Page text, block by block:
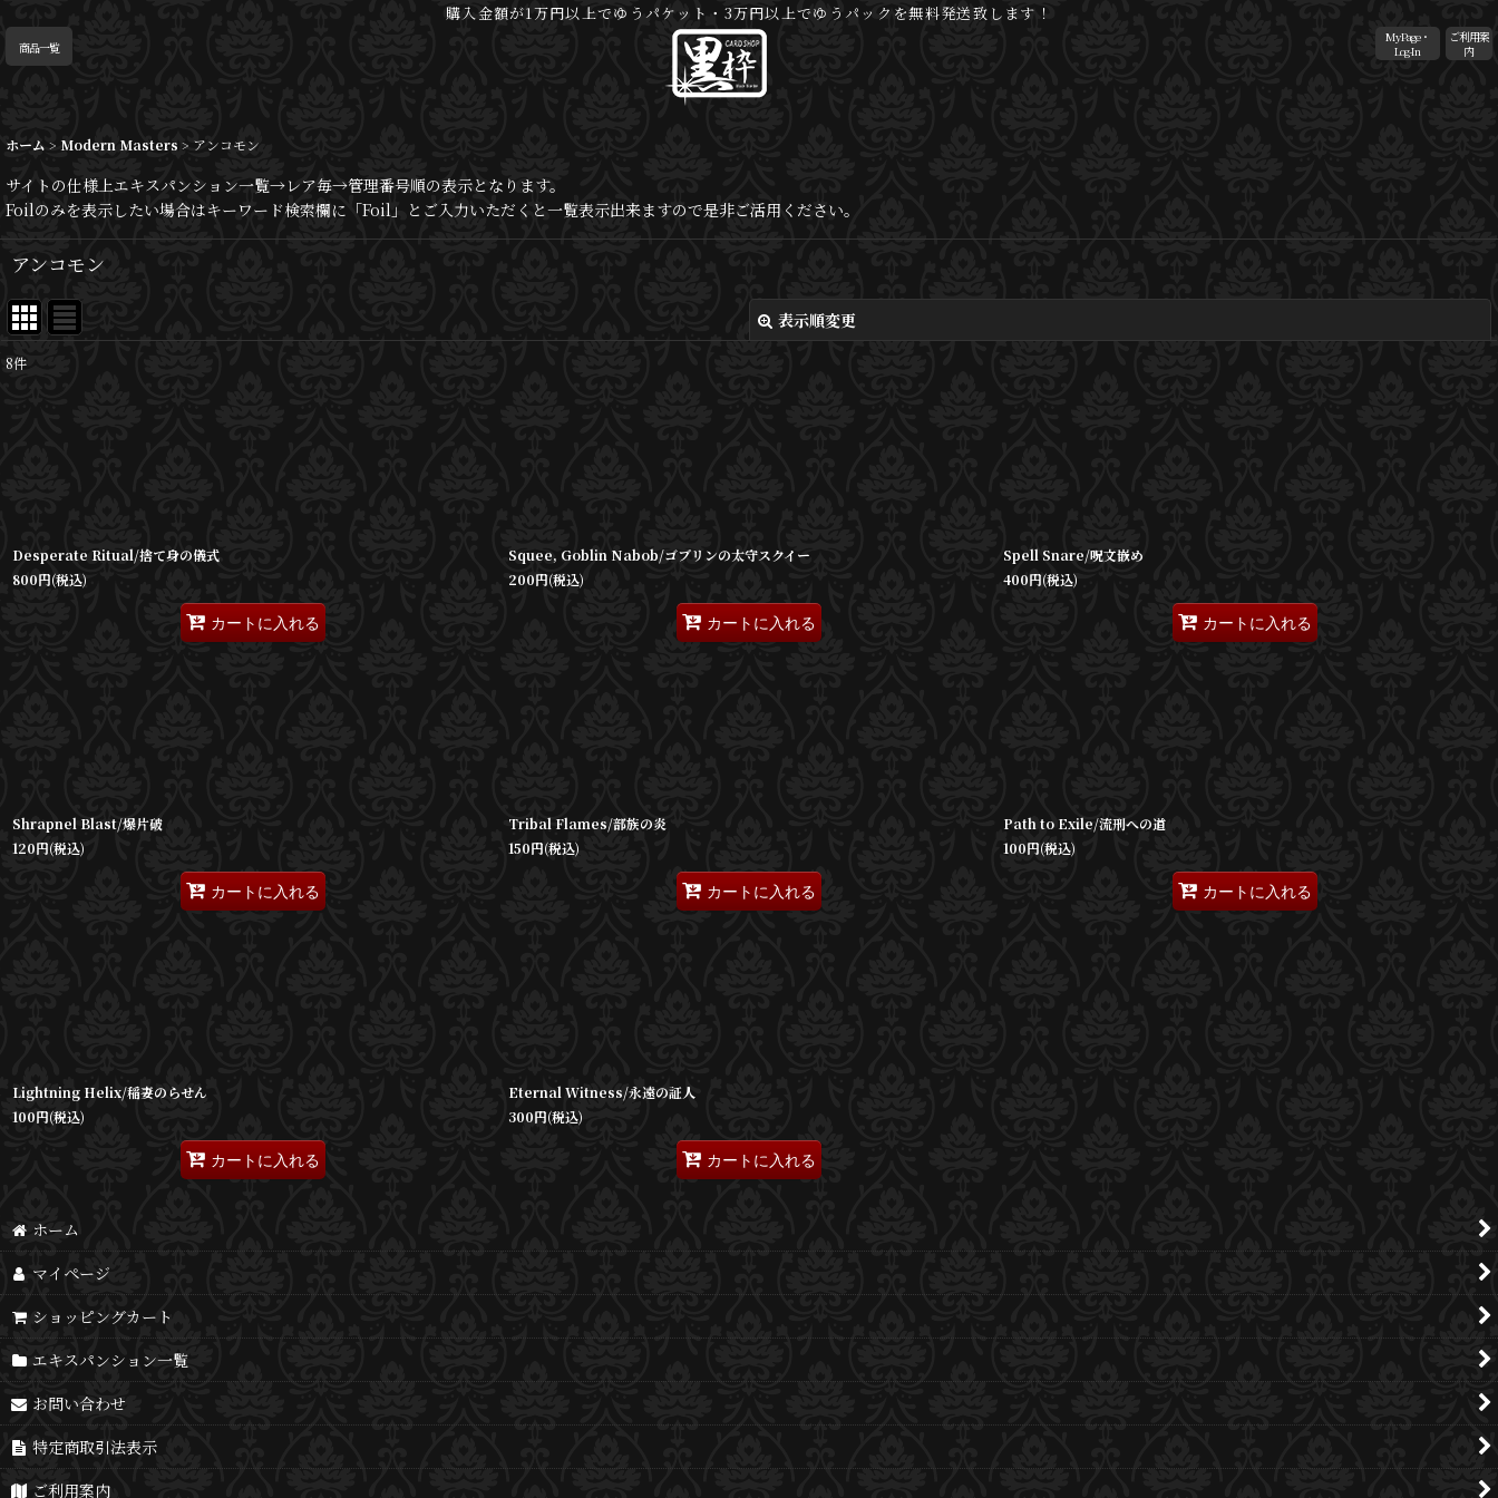
購入金額が1万円以上でゆうパケット・3万円以上でゆうパックを無料発送致します！
商品一覧
MyPage・
Log-In
ご利用案
内
ホーム > Modern Masters > アンコモン
サイトの仕様上エキスパンション一覧→レア毎→管理番号順の表示となります。
Foilのみを表示したい場合はキーワード検索欄に「Foil」とご入力いただくと一覧表示出来ますので是非ご活用ください。
アンコモン
表示順変更
8件
Desperate Ritual/捨て身の儀式
800円(税込)
カートに入れる
Squee, Goblin Nabob/ゴブリンの太守スクイー
200円(税込)
カートに入れる
Spell Snare/呪文嵌め
400円(税込)
カートに入れる
Shrapnel Blast/爆片破
120円(税込)
カートに入れる
Tribal Flames/部族の炎
150円(税込)
カートに入れる
Path to Exile/流刑への道
100円(税込)
カートに入れる
Lightning Helix/稲妻のらせん
100円(税込)
カートに入れる
Eternal Witness/永遠の証人
300円(税込)
カートに入れる
ホーム
マイページ
ショッピングカート
エキスパンション一覧
お問い合わせ
特定商取引法表示
ご利用案内